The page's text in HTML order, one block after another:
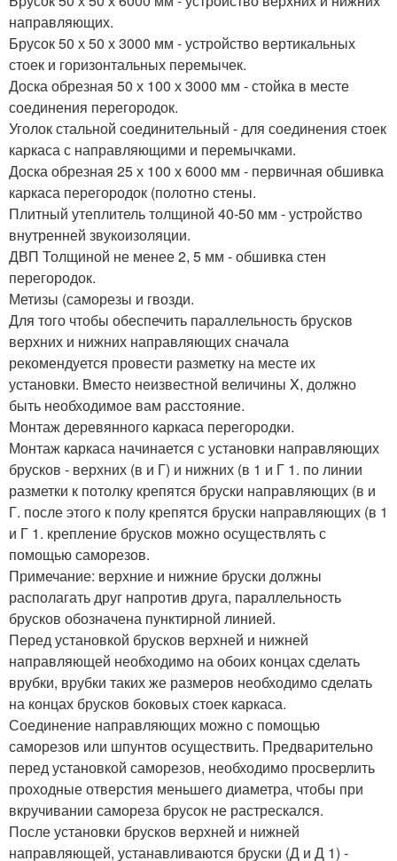
направляющих.
Брусок 50 х 50 х 3000 мм - устройство вертикальных
стоек и горизонтальных перемычек.
Доска обрезная 50 х 100 х 3000 мм - стойка в месте
соединения перегородок.
Уголок стальной соединительный - для соединения стоек
каркаса с направляющими и перемычками.
Доска обрезная 25 х 100 х 6000 мм - первичная обшивка
каркаса перегородок (полотно стены.
Плитный утеплитель толщиной 40-50 мм - устройство
внутренней звукоизоляции.
ДВП Толщиной не менее 2, 5 мм - обшивка стен
перегородок.
Метизы (саморезы и гвозди.
Для того чтобы обеспечить параллельность брусков
верхних и нижних направляющих сначала
рекомендуется провести разметку на месте их
установки. Вместо неизвестной величины X, должно
быть необходимое вам расстояние.
Монтаж деревянного каркаса перегородки.
Монтаж каркаса начинается с установки направляющих
брусков - верхних (в и Г) и нижних (в 1 и Г 1. по линии
разметки к потолку крепятся бруски направляющих (в и
Г. после этого к полу крепятся бруски направляющих (в 1
и Г 1. крепление брусков можно осуществлять с
помощью саморезов.
Примечание: верхние и нижние бруски должны
располагать друг напротив друга, параллельность
брусков обозначена пунктирной линией.
Перед установкой брусков верхней и нижней
направляющей необходимо на обоих концах сделать
врубки, врубки таких же размеров необходимо сделать
на концах брусков боковых стоек каркаса.
Соединение направляющих можно с помощью
саморезов или шпунтов осуществить. Предварительно
перед установкой саморезов, необходимо просверлить
проходные отверстия меньшего диаметра, чтобы при
вкручивании самореза брусок не растрескался.
После установки брусков верхней и нижней
направляющей, устанавливаются бруски (Д и Д 1) -